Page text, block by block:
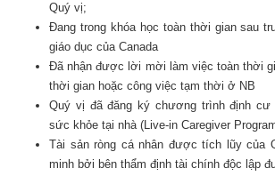
Quý vị;
Đang trong khóa học toàn thời gian sau
giáo dục của Canada
Đã nhận được lời mời làm việc toàn thời
thời gian hoặc công việc tạm thời ở NB
Quý vị đã đăng ký chương trình định cư
sức khỏe tại nhà (Live-in Caregiver
Tài sản ròng cá nhân được tích lũy của
minh bởi bên thẩm định tài chính độc lập